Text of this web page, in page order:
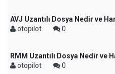
AVJ Uzantılı Dosya Nedir ve
otopilot
0
RMM Uzantılı Dosya Nedir ve
otopilot
0